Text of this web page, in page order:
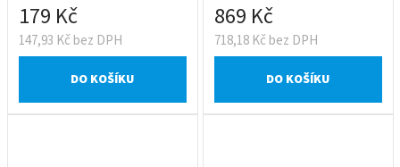
147,93 Kč bez DPH
179 Kč
DO KOŠÍKU
718,18 Kč bez DPH
869 Kč
DO KOŠÍKU